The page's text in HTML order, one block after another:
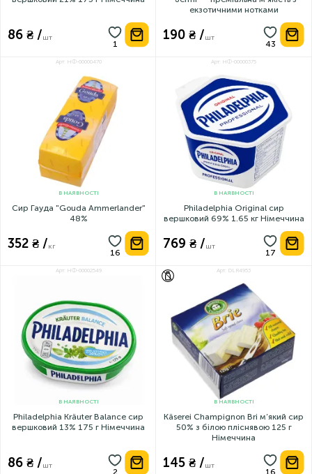
86 ₴ /шт
екзотичними нотками
190 ₴ /шт
Арт: НФ-00000470
В НАЯВНОСТІ
Сир Гауда "Gouda Ammerlander"
48%
352 ₴ /кг
Арт: НФ-00000375
В НАЯВНОСТІ
Philadelphia Original сир
вершковий 69% 1.65 кг Німеччина
769 ₴ /шт
Арт: НФ-00002549
В НАЯВНОСТІ
Philadelphia Kräuter Balance сир
вершковий 13% 175 г Німеччина
86 ₴ /шт
БЕЗ ЛАКТОЗИ
Арт: DLR4953
В НАЯВНОСТІ
Käserei Champignon Bri м’який сир
50% з білою пліснявою 125 г
Німеччина
145 ₴ /шт